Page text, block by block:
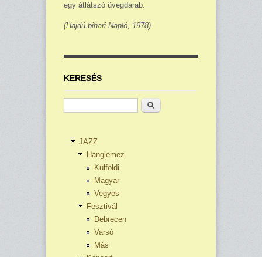
egy átlátszó üvegdarab.
(Hajdú-bihari Napló, 1978)
KERESÉS
Keresés
JAZZ
Hanglemez
Külföldi
Magyar
Vegyes
Fesztivál
Debrecen
Varsó
Más